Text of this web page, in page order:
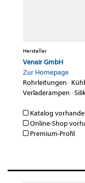
Hersteller
Venair GmbH
Zur Homepage
Rohrleitungen ·
Verladerampen ·
Katalog
Online-Shop
Premium-Profil